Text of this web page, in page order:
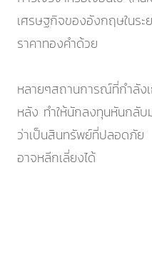
เศรษฐกิจของอังกฤษในร
ราคาทองคำด้วย
หลายๆสถานการณ์ที่กำลัง
หลัง ทำให้นักลงทุนหันกลับ
ว่าเป็นสินทรัพย์ที่ปลอดภัย
อาจหลีกเลี่ยงได้